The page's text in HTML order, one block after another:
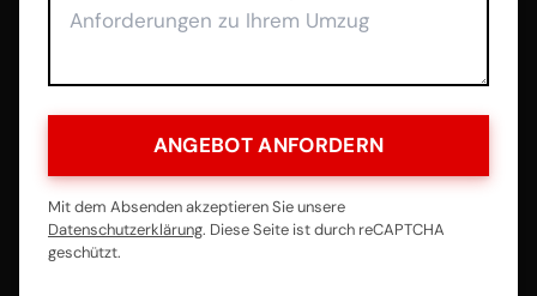
ANGEBOT ANFORDERN
Mit dem Absenden akzeptieren Sie unsere
Datenschutzerklärung. Diese Seite ist durch reCAPTCHA
geschützt.